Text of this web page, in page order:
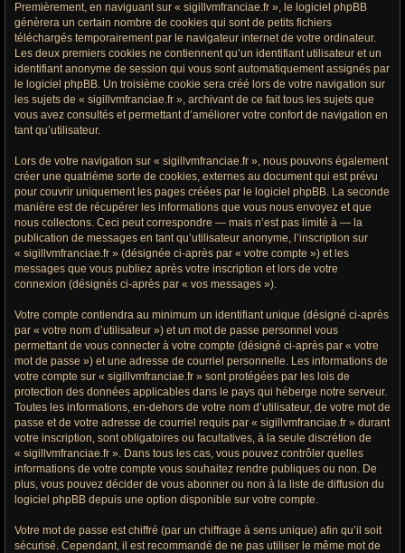
Premièrement, en naviguant sur « sigillvmfranciae.fr », le logiciel phpBB
génèrera un certain nombre de cookies qui sont de petits fichiers
téléchargés temporairement par le navigateur internet de votre ordinateur.
Les deux premiers cookies ne contiennent qu’un identifiant utilisateur et un
identifiant anonyme de session qui vous sont automatiquement assignés par
le logiciel phpBB. Un troisième cookie sera créé lors de votre navigation sur
les sujets de « sigillvmfranciae.fr », archivant de ce fait tous les sujets que
vous avez consultés et permettant d’améliorer votre confort de navigation en
tant qu’utilisateur.
Lors de votre navigation sur « sigillvmfranciae.fr », nous pouvons également
créer une quatrième sorte de cookies, externes au document qui est prévu
pour couvrir uniquement les pages créées par le logiciel phpBB. La seconde
manière est de récupérer les informations que vous nous envoyez et que
nous collectons. Ceci peut correspondre — mais n’est pas limité à — la
publication de messages en tant qu’utilisateur anonyme, l’inscription sur
« sigillvmfranciae.fr » (désignée ci-après par « votre compte ») et les
messages que vous publiez après votre inscription et lors de votre
connexion (désignés ci-après par « vos messages »).
Votre compte contiendra au minimum un identifiant unique (désigné ci-après
par « votre nom d’utilisateur ») et un mot de passe personnel vous
permettant de vous connecter à votre compte (désigné ci-après par « votre
mot de passe ») et une adresse de courriel personnelle. Les informations de
votre compte sur « sigillvmfranciae.fr » sont protégées par les lois de
protection des données applicables dans le pays qui héberge notre serveur.
Toutes les informations, en-dehors de votre nom d’utilisateur, de votre mot de
passe et de votre adresse de courriel requis par « sigillvmfranciae.fr » durant
votre inscription, sont obligatoires ou facultatives, à la seule discrétion de
« sigillvmfranciae.fr ». Dans tous les cas, vous pouvez contrôler quelles
informations de votre compte vous souhaitez rendre publiques ou non. De
plus, vous pouvez décider de vous abonner ou non à la liste de diffusion du
logiciel phpBB depuis une option disponible sur votre compte.
Votre mot de passe est chiffré (par un chiffrage à sens unique) afin qu’il soit
sécurisé. Cependant, il est recommandé de ne pas utiliser le même mot de